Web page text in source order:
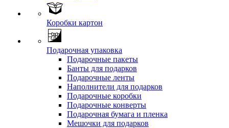
Коробки картон
Подарочная упаковка
Подарочные пакеты
Банты для подарков
Подарочные ленты
Наполнители для подарков
Подарочные коробки
Подарочные конверты
Подарочная бумага и пленка
Мешочки для подарков